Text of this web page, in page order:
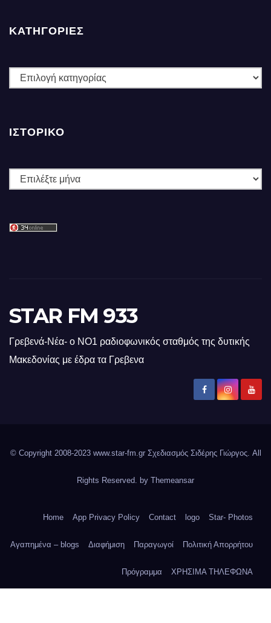
ΚΑΤΗΓΟΡΙΕΣ
ΚΑΤΗΓΟΡΙΕΣ
ΙΣΤΟΡΙΚΌ
Ιστορικό
STAR FM 933
Γρεβενά-Νέα- ο ΝΟ1 ραδιοφωνικός σταθμός της δυτικής
Μακεδονίας με έδρα τα Γρεβενα
© Copyright 2008-2023 www.star-fm.gr Σχεδιασμός Σιδέρης Γιώργος. All
Rights Reserved. by Themeansar
Home App Privacy Policy Contact logo Star- Photos
Αγαπημένα – blogs Διαφήμιση Παραγωγοί Πολιτική Απορρήτου
Πρόγραμμα ΧΡΗΣΙΜΑ ΤΗΛΕΦΩΝΑ